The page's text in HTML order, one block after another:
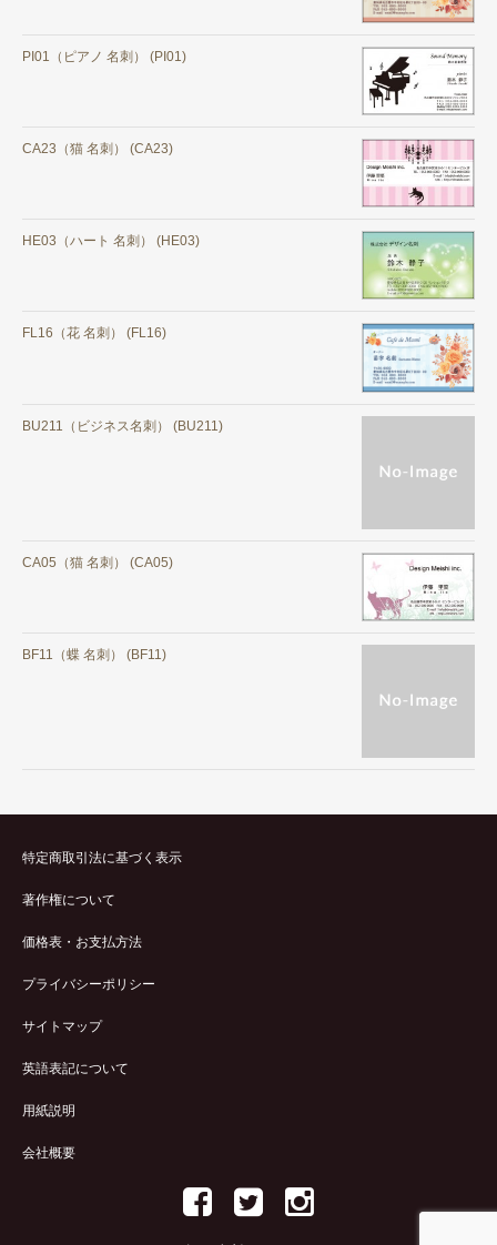
PI01（ピアノ 名刺） (PI01)
CA23（猫 名刺） (CA23)
HE03（ハート 名刺） (HE03)
FL16（花 名刺） (FL16)
BU211（ビジネス名刺） (BU211)
CA05（猫 名刺） (CA05)
BF11（蝶 名刺） (BF11)
特定商取引法に基づく表示
著作権について
価格表・お支払方法
プライバシーポリシー
サイトマップ
英語表記について
用紙説明
会社概要